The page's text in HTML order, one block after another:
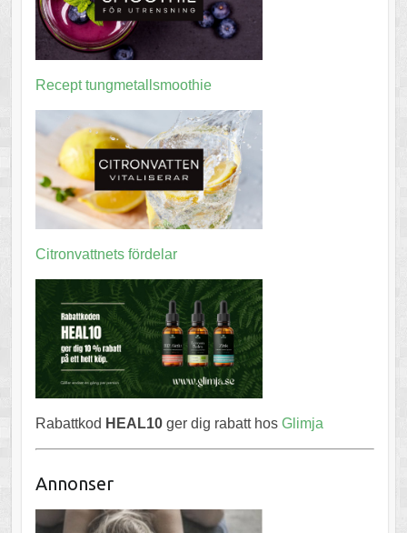
Recept tungmetallsmoothie
Citronvattnets fördelar
Rabattkod HEAL10ger dig rabatt hos Glimja
Annonser